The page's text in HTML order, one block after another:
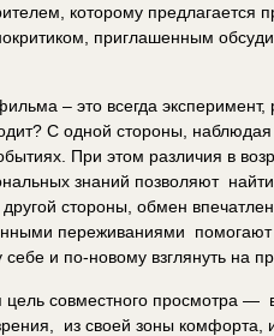
которому предлагается
приглашенным
– это всегда эксперимент,
С одной стороны,
При этом различия в
знаний позволяют
стороны, обмен
переживаниями
и по-новому взглянуть на
цель совместного просмотра —
из своей зоны комфорта,